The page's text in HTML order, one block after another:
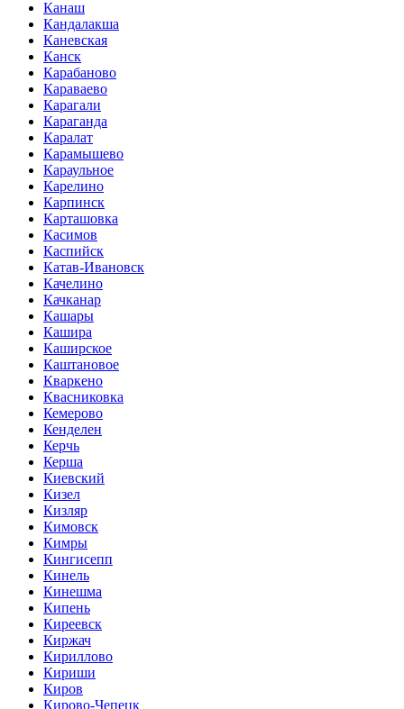
Канаш
Кандалакша
Каневская
Канск
Карабаново
Караваево
Карагали
Караганда
Каралат
Карамышево
Караульное
Карелино
Карпинск
Карташовка
Касимов
Каспийск
Катав-Ивановск
Качелино
Качканар
Кашары
Кашира
Каширское
Каштановое
Кваркено
Квасниковка
Кемерово
Кенделен
Керчь
Керша
Киевский
Кизел
Кизляр
Кимовск
Кимры
Кингисепп
Кинель
Кинешма
Кипень
Киреевск
Киржач
Кириллово
Кириши
Киров
Кирово-Чепецк